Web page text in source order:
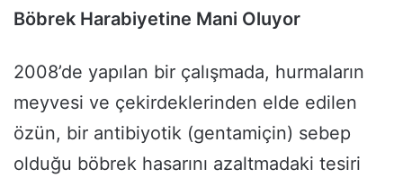
Böbrek Harabiyetine Mani Oluyor
2008’de yapılan bir çalışmada, hurmaların
meyvesi ve çekirdeklerinden elde edilen
özün, bir antibiyotik (gentamiçin) sebep
olduğu böbrek hasarını azaltmadaki tesiri